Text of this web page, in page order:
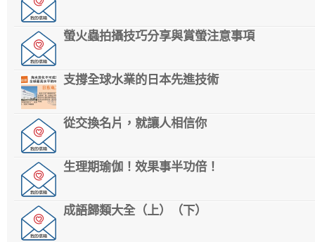
螢火蟲拍攝技巧分享與賞螢注意事項
支撐全球水業的日本先進技術
從交換名片，就讓人相信你
生理期瑜伽！效果事半功倍！
成語歸類大全（上）（下）